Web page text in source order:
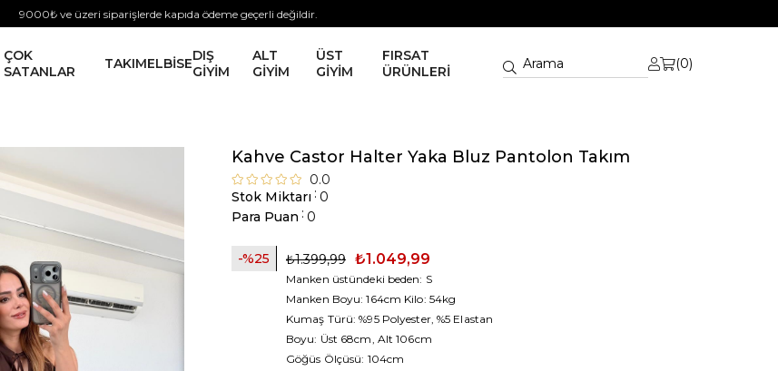
9000₺ ve üzeri siparişlerde kapıda ödeme geçerli değildir.
ÇOK
SATANLAR
TAKIMELBİSEDIŞ
GİYİM
ALT
GİYİM
ÜST
GİYİM
FIRSAT
ÜRÜNLERİ
0
Kahve Castor Halter Yaka Bluz Pantolon Takım
0.0
Stok Miktarı : 0
Para Puan : 0
25 ₺1.399,99 ₺1.049,99
Manken üstündeki beden: S
Manken Boyu: 164cm Kilo: 54kg
Kumaş Türü: %95 Polyester, %5 Elastan
Boyu: Üst 68cm, Alt 106cm
Göğüs Ölçüsü: 104cm